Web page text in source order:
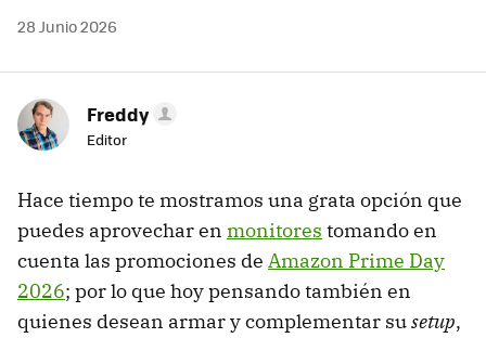
28 Junio 2026
Freddy
Editor
Hace tiempo te mostramos una grata opción que
puedes aprovechar en monitores tomando en
cuenta las promociones de Amazon Prime Day
2026; por lo que hoy pensando también en
quienes desean armar y complementar susetup,